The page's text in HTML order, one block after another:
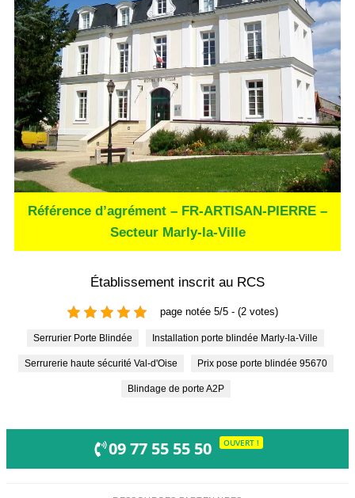
Référence d’agrément – FR-ARTISAN-PIERRE –
Secteur Marly-la-Ville
Établissement inscrit au RCS
page notée 5/5 - (2 votes)
Serrurier Porte Blindée Installation porte blindée Marly-la-Ville
Serrurerie haute sécurité Val-d'Oise Prix pose porte blindée 95670
Blindage de porte A2P
09 77 55 55 50 OUVERT !